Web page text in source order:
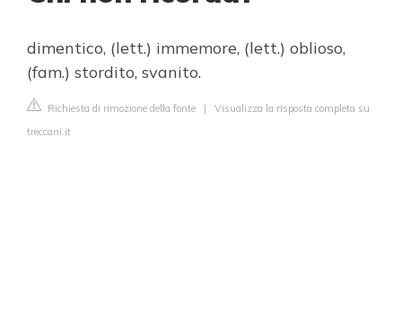
dimentico, (lett.) immemore, (lett.) oblioso,
(fam.) stordito, svanito.
Richiesta di rimozione della fonte | Visualizza la risposta completa su
treccani.it